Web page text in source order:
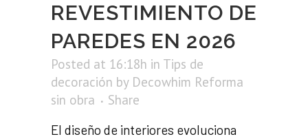
REVESTIMIENTO DE
PAREDES EN 2026
Posted at 16:18h in Tips de
decoración by Decowhim Reforma
sin obra
Share
El diseño de interiores evoluciona